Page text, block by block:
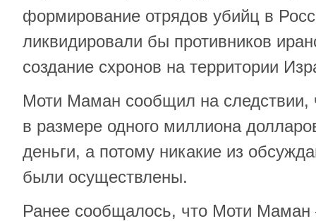
формирование отрядов убийц в
ликвидировали бы противников
создание схронов на территории
Моти Маман сообщил на следствии,
в размере одного миллиона
деньги, а потому никакие из
были осуществлены.
Ранее сообщалось, что Моти Маман